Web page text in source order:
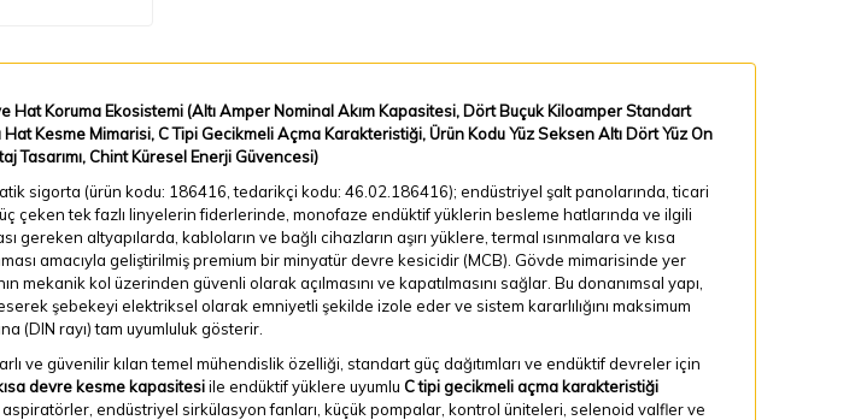
Hat Koruma Ekosistemi (Altı Amper Nominal Akım Kapasitesi, Dört Buçuk Kiloamper Standart
Hat Kesme Mimarisi, C Tipi Gecikmeli Açma Karakteristiği, Ürün Kodu Yüz Seksen Altı Dört Yüz On
Tasarımı, Chint Küresel Enerji Güvencesi)
sigorta (ürün kodu: 186416, tedarikçi kodu: 46.02.186416); endüstriyel şalt panolarında, ticari
çeken tek fazlı linyelerin fiderlerinde, monofaze endüktif yüklerin besleme hatlarında ve ilgili
gereken altyapılarda, kabloların ve bağlı cihazların aşırı yüklere, termal ısınmalara ve kısa
amacıyla geliştirilmiş premium bir minyatür devre kesicidir (MCB). Gövde mimarisinde yer
mekanik kol üzerinden güvenli olarak açılmasını ve kapatılmasını sağlar. Bu donanımsal yapı,
şebekeyi elektriksel olarak emniyetli şekilde izole eder ve sistem kararlılığını maksimum
(DIN rayı) tam uyumluluk gösterir.
ve güvenilir kılan temel mühendislik özelliği, standart güç dağıtımları ve endüktif devreler için
devre kesme kapasitesiile endüktif yüklere uyumlu C tipi gecikmeli açma karakteristiği
endüstriyel sirkülasyon fanları, küçük pompalar, kontrol üniteleri, selenoid valfler ve